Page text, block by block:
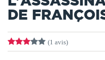
DE
(1 avis)